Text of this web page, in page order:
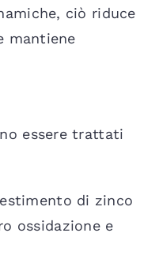
ciò riduce
mantiene
essere trattati
di zinco
ossidazione e